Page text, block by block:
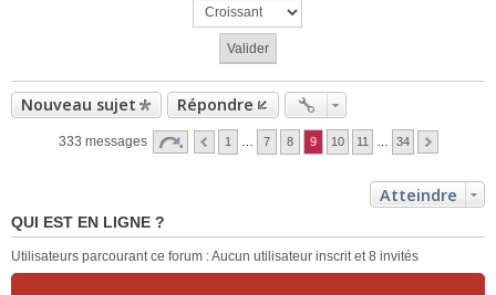
Nouveau sujet Répondre
333 messages 1 7 8 9 10 11 34
Atteindre
QUI EST EN LIGNE ?
Utilisateurs parcourant ce forum : Aucun utilisateur inscrit et 8 invités